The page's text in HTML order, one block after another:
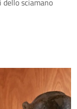
dello sciamano